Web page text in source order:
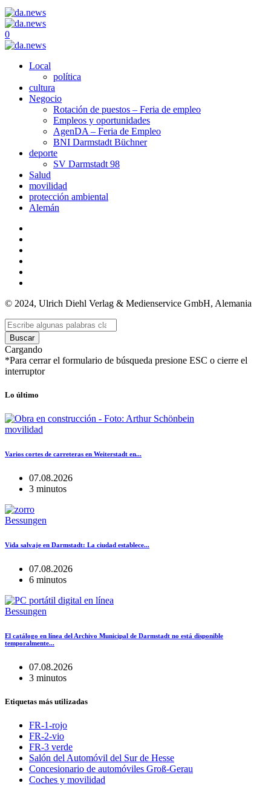
0
Local
política
cultura
Negocio
Rotación de puestos – Feria de empleo
Empleos y oportunidades
AgenDA – Feria de Empleo
BNI Darmstadt Büchner
deporte
SV Darmstadt 98
Salud
movilidad
protección ambiental
Alemán
© 2024, Ulrich Diehl Verlag & Medienservice GmbH, Alemania
Buscar
Cargando
*Para cerrar el formulario de búsqueda presione ESC o cierre el
interruptor
Lo último
movilidad
Varios cortes de carreteras en Weiterstadt en...
07.08.2026
3 minutos
Bessungen
Vida salvaje en Darmstadt: La ciudad establece...
07.08.2026
6 minutos
Bessungen
El catálogo en línea del Archivo Municipal de Darmstadt no está disponible
temporalmente...
07.08.2026
3 minutos
Etiquetas más utilizadas
FR-1-rojo
FR-2-vio
FR-3 verde
Salón del Automóvil del Sur de Hesse
Concesionario de automóviles Groß-Gerau
Coches y movilidad